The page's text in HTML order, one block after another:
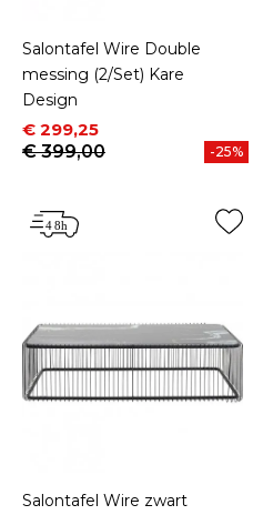
Salontafel Wire Double
messing (2/Set) Kare
Design
Prijs
€ 299,25
Normale prijs
€ 399,00
-25%
Salontafel Wire zwart